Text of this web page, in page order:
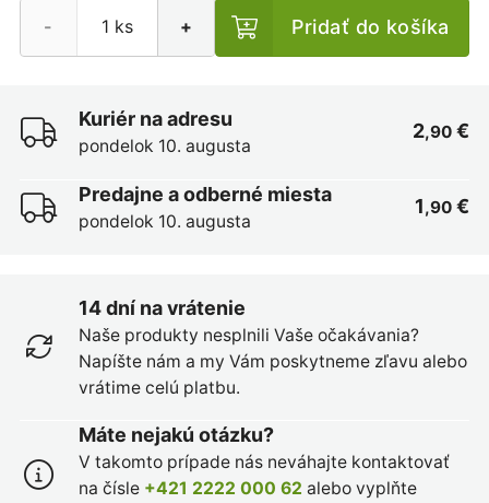
- + Pridať do košíka
Kuriér na adresu
pondelok 10. augusta
2,90 €
Predajne a odberné miesta
pondelok 10. augusta
1,90 €
14 dní na vrátenie
Naše produkty nesplnili Vaše očakávania?
Napíšte nám a my Vám poskytneme zľavu alebo
vrátime celú platbu.
Máte nejakú otázku?
V takomto prípade nás neváhajte kontaktovať
na čísle +421 2222 000 62 alebo vyplňte